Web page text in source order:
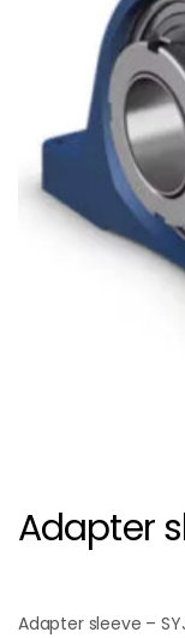
Adapter
Adapter sleeve –